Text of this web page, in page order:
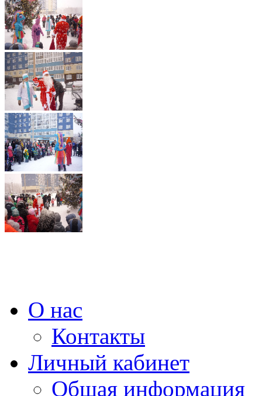
О нас
Контакты
Личный кабинет
Общая информация